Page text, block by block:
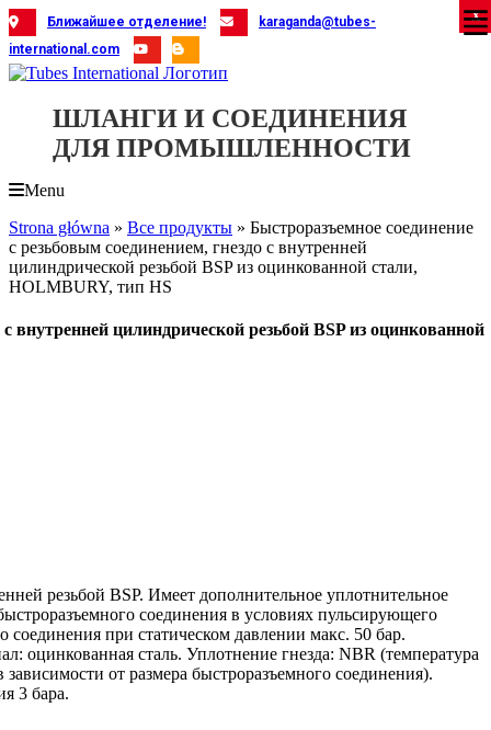
Skip
to
content
Ближайшее отделение!
karaganda@tubes-
international.com
ШЛАНГИ И СОЕДИНЕНИЯ
ДЛЯ ПРОМЫШЛЕННОСТИ
Menu
Strona główna » Все продукты » Быстроразъемное соединение
с резьбовым соединением, гнездо с внутренней
цилиндрической резьбой BSP из оцинкованной стали,
HOLMBURY, тип HS
внутренней цилиндрической резьбой BSP из оцинкованной
резьбой BSP. Имеет дополнительное уплотнительное
соединения в условиях пульсирующего
при статическом давлении макс. 50 бар.
оцинкованная сталь. Уплотнение гнезда: NBR (температура
от размера быстроразъемного соединения).
3 бара.
X
X
X
X
X
X
X
X
X
X
X
X
X
X
X
X
X
X
X